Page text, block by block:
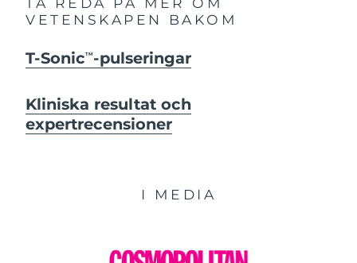
VETENSKAPEN BAKOM
T-SonicTM -pulseringar
Kliniska resultat och
expertrecensioner
I MEDIA